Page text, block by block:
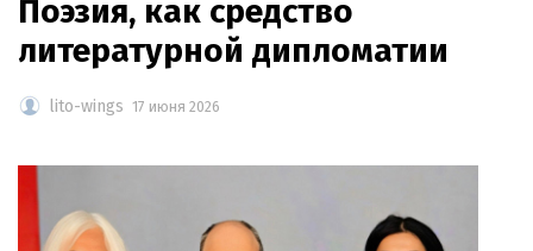
Поэзия, как средство
литературной дипломатии
lito-wings 17 июня 2026